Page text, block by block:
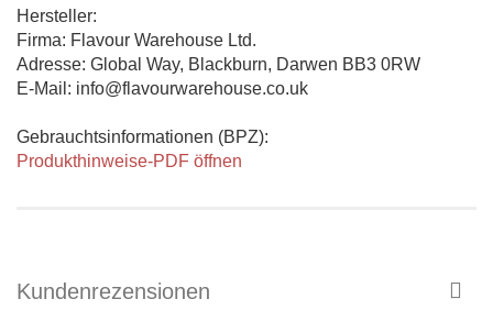
Hersteller:
Firma: Flavour Warehouse Ltd.
Adresse: Global Way, Blackburn, Darwen BB3 0RW
E-Mail: info@flavourwarehouse.co.uk
Gebrauchtsinformationen (BPZ):
Produkthinweise-PDF öffnen
Kundenrezensionen